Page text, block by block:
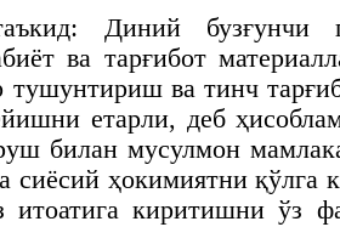
Диний бузғунчи
ва тарғибот
тушунтириш ва тинч
етарли, деб
билан мусулмон
сиёсий ҳокимиятни қўлга
итоатига киритишни ўз